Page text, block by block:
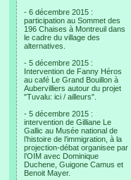
- 6 décembre 2015 :
participation au Sommet des
196 Chaises à Montreuil dans
le cadre du village des
alternatives.
- 5 décembre 2015 :
Intervention de Fanny Héros
au café Le Grand Bouillon à
Aubervilliers autour du projet
"Tuvalu: ici / ailleurs".
- 5 décembre 2015 :
intervention de Gilliane Le
Gallic au Musée national de
l’histoire de l’immigration, à la
projection-débat organisee par
l’OIM avec Dominique
Duchene, Guigone Camus et
Benoit Mayer.